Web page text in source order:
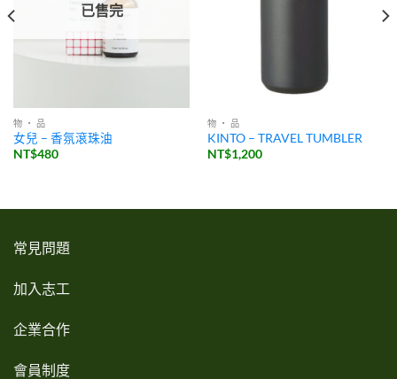
已售完
物 ・ 品
女兒 – 香氛滾珠油
NT$480
物 ・ 品
KINTO – TRAVEL TUMBLER
NT$1,200
常見問題
加入志工
企業合作
會員制度